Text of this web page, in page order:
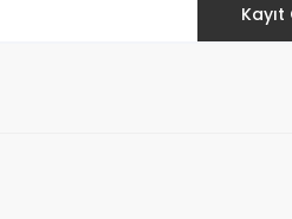
Kayıt